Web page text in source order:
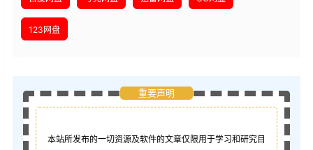
123网盘
重要声明
本站所发布的一切资源及软件的文章仅限用于学习和研究目